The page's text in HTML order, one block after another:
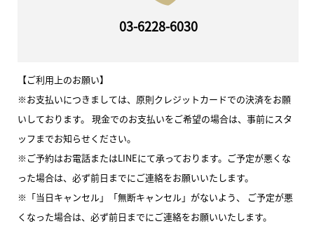
03-6228-6030
【ご利用上のお願い】
※お支払いにつきましては、原則クレジットカードでの決済をお願
いしております。 現金でのお支払いをご希望の場合は、事前にスタ
ッフまでお知らせください。
※ご予約はお電話またはLINEにて承っております。ご予定が悪くな
った場合は、必ず前日までにご連絡をお願いいたします。
※「当日キャンセル」「無断キャンセル」がないよう、 ご予定が悪
くなった場合は、必ず前日までにご連絡をお願いいたします。